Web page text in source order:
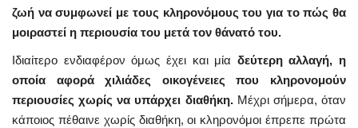
ζωή να συμφωνεί με τους κληρονόμους του για το πώς θα
μοιραστεί η περιουσία του μετά τον θάνατό του.
Ιδιαίτερο ενδιαφέρον όμως έχει και μία δεύτερη αλλαγή, η
οποία αφορά χιλιάδες οικογένειες που κληρονομούν
περιουσίες χωρίς να υπάρχει διαθήκη.Μέχρι σήμερα, όταν
κάποιος πέθαινε χωρίς διαθήκη, οι κληρονόμοι έπρεπε πρώτα